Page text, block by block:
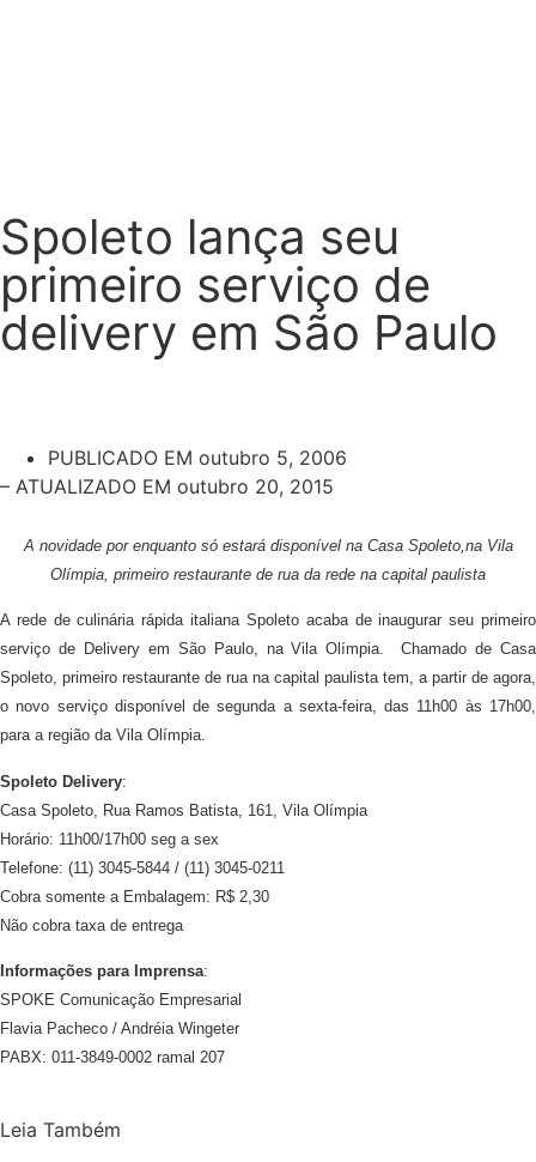
Spoleto lança seu
primeiro serviço de
delivery em São Paulo
PUBLICADO EM outubro 5, 2006
– ATUALIZADO EM outubro 20, 2015
A novidade por enquanto só estará disponível na Casa Spoleto,na Vila
Olímpia, primeiro restaurante de rua da rede na capital paulista
A rede de culinária rápida italiana Spoleto acaba de inaugurar seu primeiro
serviço de Delivery em São Paulo, na Vila Olímpia. Chamado de Casa
Spoleto, primeiro restaurante de rua na capital paulista tem, a partir de agora,
o novo serviço disponível de segunda a sexta-feira, das 11h00 às 17h00,
para a região da Vila Olímpia.
Spoleto Delivery:
Casa Spoleto, Rua Ramos Batista, 161, Vila Olímpia
Horário: 11h00/17h00 seg a sex
Telefone: (11) 3045-5844 / (11) 3045-0211
Cobra somente a Embalagem: R$ 2,30
Não cobra taxa de entrega
Informações para Imprensa:
SPOKE Comunicação Empresarial
Flavia Pacheco / Andréia Wingeter
PABX: 011-3849-0002 ramal 207
Leia Também